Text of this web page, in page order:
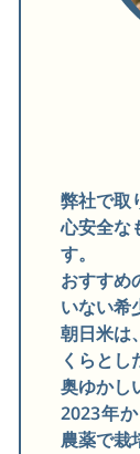
弊社で取
心安全な
す。
おすすめ
いない希
朝日米は
くらと
奥ゆかし
2023年
農薬で栽